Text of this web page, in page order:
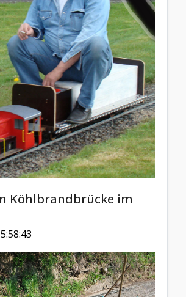
Köhlbrandbrücke im